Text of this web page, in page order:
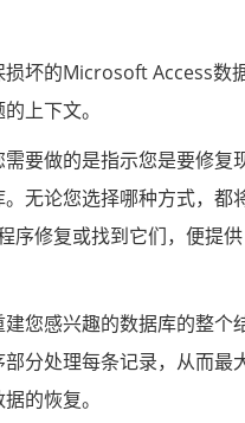
坏的Microsoft Access数
上下文。
要做的是指示您是要修复
无论您选择哪种方式，都
序修复或找到它们，便提供
您感兴趣的数据库的整个
分处理每条记录，从而最
的恢复。